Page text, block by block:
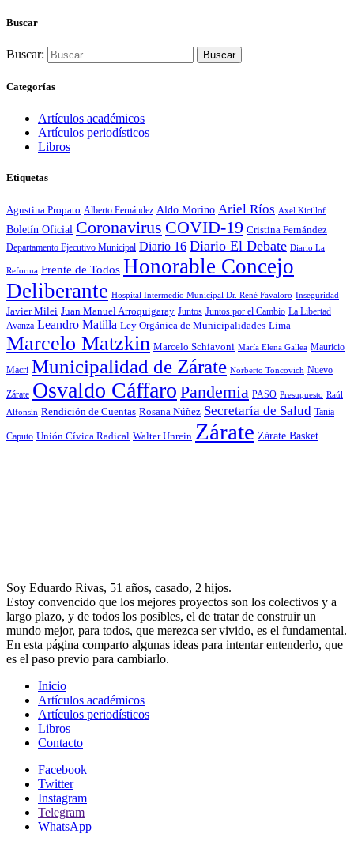
Buscar
Buscar:
Categorías
Artículos académicos
Artículos periodísticos
Libros
Etiquetas
Agustina Propato Alberto Fernández Aldo Morino Ariel Ríos Axel Kicillof
Boletín Oficial Coronavirus COVID-19 Cristina Fernández
Departamento Ejecutivo Municipal Diario 16 Diario El Debate Diario La
Reforma Frente de Todos Honorable Concejo
Deliberante Hospital Intermedio Municipal Dr. René Favaloro Inseguridad
Javier Milei Juan Manuel Arroquigaray Juntos Juntos por el Cambio La Libertad
Avanza Leandro Matilla Ley Orgánica de Municipalidades Lima
Marcelo Matzkin Marcelo Schiavoni María Elena Gallea Mauricio
Macri Municipalidad de Zárate Norberto Toncovich Nuevo
Zárate Osvaldo Cáffaro Pandemia PASO Presupuesto Raúl
Alfonsín Rendición de Cuentas Rosana Núñez Secretaría de Salud Tania
Caputo Unión Cívica Radical Walter Unrein Zárate Zárate Basket
Soy Eduardo Rivas, 51 años, casado, 2 hijos.
Estoy convencido que los mejores proyectos son los colectivos y a
largo plazo, y de todos los posibles, el de tratar de construir un
mundo mejor, para todos, que merezca ser vivido, es el fundamental.
En esta página comparto algunas ideas para intentar entenderlo, que
es el paso previo para cambiarlo.
Inicio
Artículos académicos
Artículos periodísticos
Libros
Contacto
Facebook
Twitter
Instagram
Telegram
WhatsApp